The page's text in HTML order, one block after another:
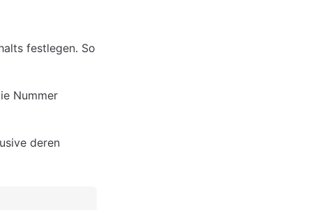
festlegen. So
Nummer
deren